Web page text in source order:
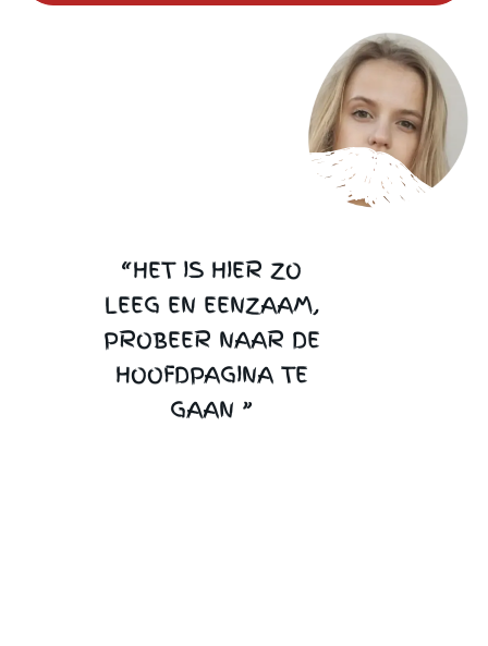
“HET IS HIER ZO
LEEG EN EENZAAM,
PROBEER NAAR DE
HOOFDPAGINA TE
GAAN ”